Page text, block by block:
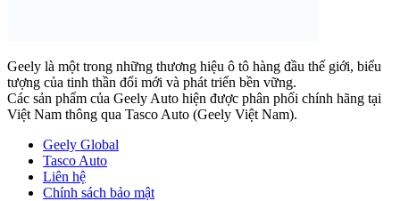
Geely là một trong những thương hiệu ô tô hàng đầu thế giới, biểu
tượng của tinh thần đổi mới và phát triển bền vững.
Các sản phẩm của Geely Auto hiện được phân phối chính hãng tại
Việt Nam thông qua Tasco Auto (Geely Việt Nam).
Geely Global
Tasco Auto
Liên hệ
Chính sách bảo mật